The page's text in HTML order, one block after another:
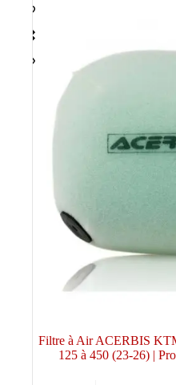
Filtre à Air ACERBIS
125 à 450 (23-26) |